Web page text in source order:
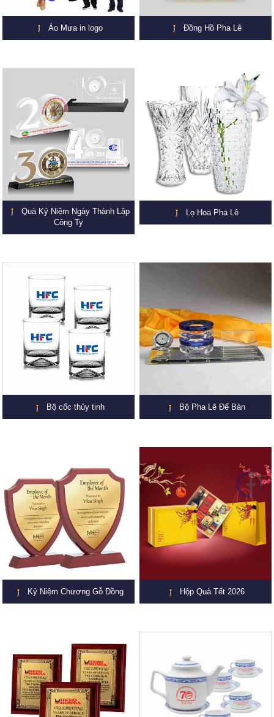
Áo Mưa in logo Đồng Hồ Pha Lê
Quà Kỷ Niệm Ngày Thành Lập
Công Ty
Lọ Hoa Pha Lê
Bộ cốc thủy tinh Bộ Pha Lê Để Bàn
Kỷ Niệm Chương Gỗ Đồng Hộp Quà Tết 2026